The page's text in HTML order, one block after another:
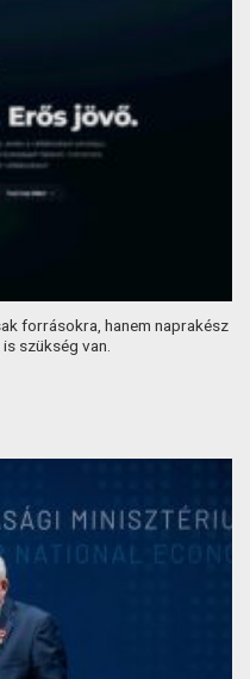
forrásokra, hanem naprakész
szükség van.